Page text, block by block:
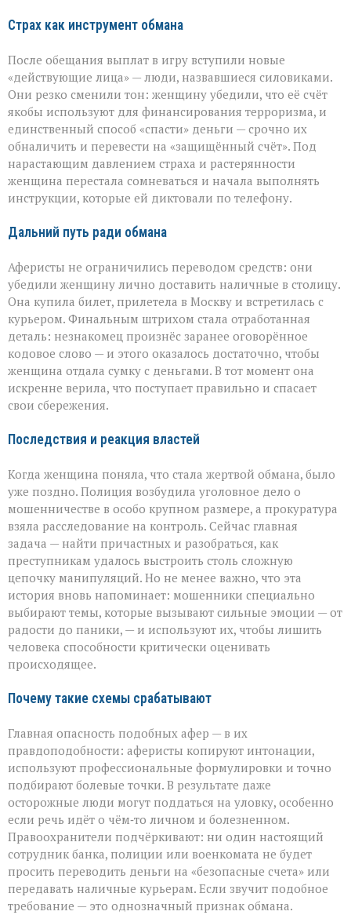
Страх как инструмент обмана
После обещания выплат в игру вступили новые
«действующие лица» — люди, назвавшиеся силовиками.
Они резко сменили тон: женщину убедили, что её счёт
якобы используют для финансирования терроризма, и
единственный способ «спасти» деньги — срочно их
обналичить и перевести на «защищённый счёт». Под
нарастающим давлением страха и растерянности
женщина перестала сомневаться и начала выполнять
инструкции, которые ей диктовали по телефону.
Дальний путь ради обмана
Аферисты не ограничились переводом средств: они
убедили женщину лично доставить наличные в столицу.
Она купила билет, прилетела в Москву и встретилась с
курьером. Финальным штрихом стала отработанная
деталь: незнакомец произнёс заранее оговорённое
кодовое слово — и этого оказалось достаточно, чтобы
женщина отдала сумку с деньгами. В тот момент она
искренне верила, что поступает правильно и спасает
свои сбережения.
Последствия и реакция властей
Когда женщина поняла, что стала жертвой обмана, было
уже поздно. Полиция возбудила уголовное дело о
мошенничестве в особо крупном размере, а прокуратура
взяла расследование на контроль. Сейчас главная
задача — найти причастных и разобраться, как
преступникам удалось выстроить столь сложную
цепочку манипуляций. Но не менее важно, что эта
история вновь напоминает: мошенники специально
выбирают темы, которые вызывают сильные эмоции — от
радости до паники, — и используют их, чтобы лишить
человека способности критически оценивать
происходящее.
Почему такие схемы срабатывают
Главная опасность подобных афер — в их
правдоподобности: аферисты копируют интонации,
используют профессиональные формулировки и точно
подбирают болевые точки. В результате даже
осторожные люди могут поддаться на уловку, особенно
если речь идёт о чём‑то личном и болезненном.
Правоохранители подчёркивают: ни один настоящий
сотрудник банка, полиции или военкомата не будет
просить переводить деньги на «безопасные счета» или
передавать наличные курьерам. Если звучит подобное
требование — это однозначный признак обмана.